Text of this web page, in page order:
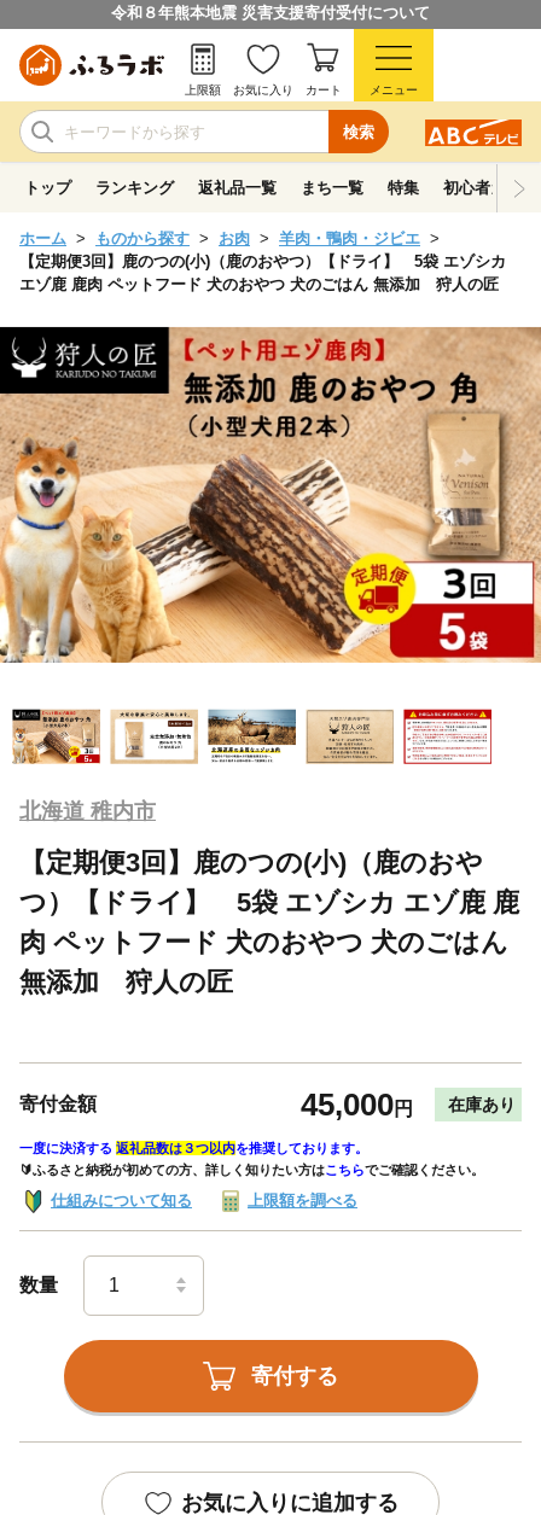
令和８年熊本地震 災害支援寄付受付について
検索
上限額 お気に入り カート メニュー
トップ ランキング 返礼品一覧 まち一覧 特集 初心者ガイド
ホーム ものから探す お肉
羊肉・鴨肉・ジビエ
【定期便3回】鹿のつの(小)（鹿のおやつ）【ドライ】 5袋 エゾシカ
エゾ鹿 鹿肉 ペットフード 犬のおやつ 犬のごはん 無添加 狩人の匠
北海道 稚内市
【定期便3回】鹿のつの(小)（鹿のおや
つ）【ドライ】 5袋 エゾシカ エゾ鹿 鹿
肉 ペットフード 犬のおやつ 犬のごはん
無添加 狩人の匠
寄付金額 45,000円 在庫あり
一度に決済する 返礼品数は３つ以内を推奨しております。
🔰ふるさと納税が初めての方、詳しく知りたい方はこちらでご確認ください。
仕組みについて知る 上限額を調べる
数量
寄付する
お気に入りに追加する